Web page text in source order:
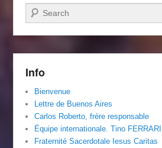
Recherche
Info
Bienvenue
Lettre de Buenos Aires
Carlos Roberto, frère responsable
Équipe internationale. Tino FERRARI
Fraternité Sacerdotale Iesus Caritas